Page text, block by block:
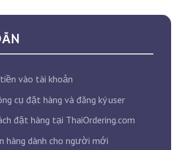
vào tài khoản
cụ đặt hàng và đăng ký user
đặt hàng tại ThaiOrdering.com
hàng dành cho người mới